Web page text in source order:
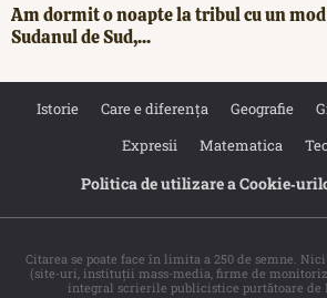
Am dormit o noapte la tribul cu un
Sudanul de Sud,...
Istorie Care e diferența Geografie
Expresii
Matematica
Politica de utilizare a
Citarea se poate face în limita a 250 de semne.
(site-uri, instituţii mass-media, firme de
integral scrierile publicistice purtătoare de